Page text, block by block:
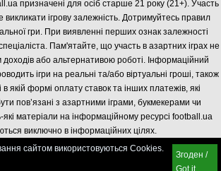
призначені для осіб старше 21 року (21+). Участь
викликати ігрову залежність. Дотримуйтесь правил
гри. При виявленні перших ознак залежності
Пам'ятайте, що участь в азартних іграх не
або альтернативою роботі. Інформаційний
ігри на реальні та/або віртуальні гроші, також
якій формі оплату ставок та інших платежів, які
пов’язані з азартними іграми, букмекерами чи
матеріали на інформаційному ресурсі football.ua
виключно в інформаційних цілях.
сайтом використовуються Cookies.
Згоден /
Got it